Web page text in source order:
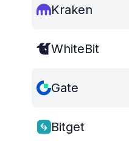
Kraken
WhiteBit
Gate
Bitget